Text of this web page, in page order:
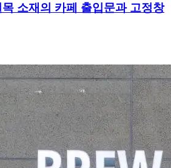
소재의 카페 출입문과 고정창